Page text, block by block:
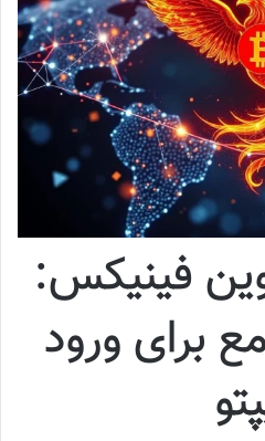
فینیکس:
برای ورود